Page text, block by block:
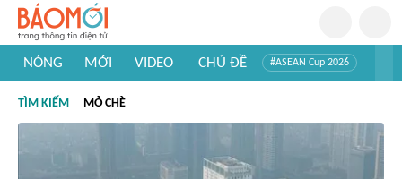
NÓNG MỚI VIDEO CHỦ ĐỀ #ASEAN Cup 2026
#Khám phá thế giới
TÌM KIẾM MỎ CHÈ